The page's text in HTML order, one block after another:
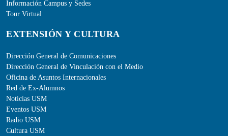
Información Campus y Sedes
Tour Virtual
EXTENSIÓN Y CULTURA
Dirección General de Comunicaciones
Dirección General de Vinculación con el Medio
Oficina de Asuntos Internacionales
Red de Ex-Alumnos
Noticias USM
Eventos USM
Radio USM
Cultura USM